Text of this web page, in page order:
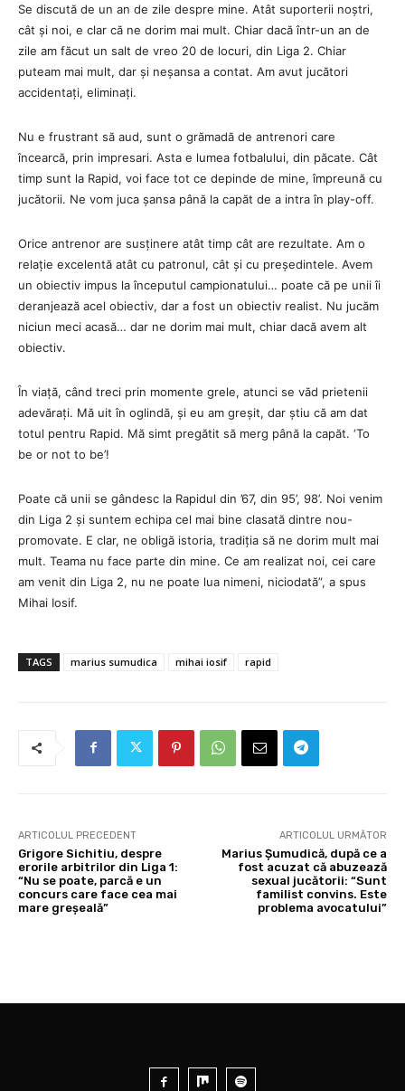
Se discută de un an de zile despre mine. Atât suporterii noștri,
cât și noi, e clar că ne dorim mai mult. Chiar dacă într-un an de
zile am făcut un salt de vreo 20 de locuri, din Liga 2. Chiar
puteam mai mult, dar și neșansa a contat. Am avut jucători
accidentați, eliminați.
Nu e frustrant să aud, sunt o grămadă de antrenori care
încearcă, prin impresari. Asta e lumea fotbalului, din păcate. Cât
timp sunt la Rapid, voi face tot ce depinde de mine, împreună cu
jucătorii. Ne vom juca șansa până la capăt de a intra în play-off.
Orice antrenor are susținere atât timp cât are rezultate. Am o
relație excelentă atât cu patronul, cât și cu președintele. Avem
un obiectiv impus la începutul campionatului… poate că pe unii îi
deranjează acel obiectiv, dar a fost un obiectiv realist. Nu jucăm
niciun meci acasă… dar ne dorim mai mult, chiar dacă avem alt
obiectiv.
În viață, când treci prin momente grele, atunci se văd prietenii
adevărați. Mă uit în oglindă, și eu am greșit, dar știu că am dat
totul pentru Rapid. Mă simt pregătit să merg până la capăt. ‘To
be or not to be’!
Poate că unii se gândesc la Rapidul din ’67, din 95’, 98’. Noi venim
din Liga 2 și suntem echipa cel mai bine clasată dintre nou-
promovate. E clar, ne obligă istoria, tradiția să ne dorim mult mai
mult. Teama nu face parte din mine. Ce am realizat noi, cei care
am venit din Liga 2, nu ne poate lua nimeni, niciodată”, a spus
Mihai Iosif.
TAGS marius sumudica mihai iosif rapid
ARTICOLUL PRECEDENT
Grigore Sichitiu, despre
erorile arbitrilor din Liga 1:
“Nu se poate, parcă e un
concurs care face cea mai
mare greșeală”
ARTICOLUL URMĂTOR
Marius Șumudică, după ce a
fost acuzat că abuzează
sexual jucătorii: “Sunt
familist convins. Este
problema avocatului”